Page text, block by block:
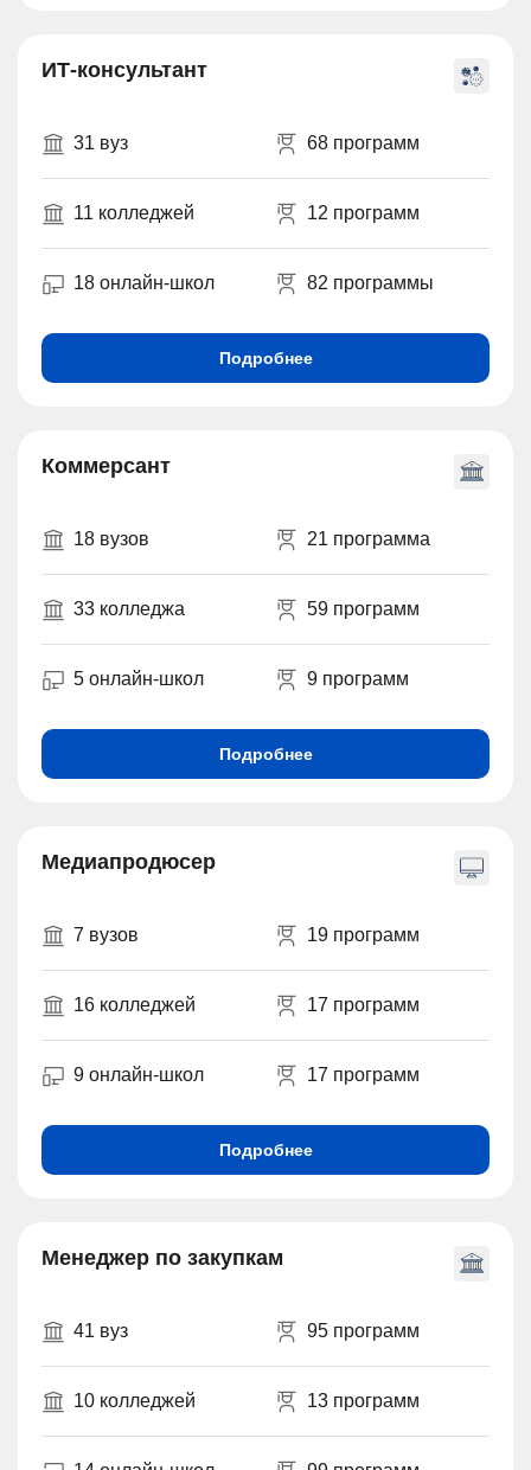
ИТ-консультант
31 вуз 68 программ
11 колледжей 12 программ
18 онлайн-школ 82 программы
Подробнее
Коммерсант
18 вузов 21 программа
33 колледжа 59 программ
5 онлайн-школ 9 программ
Подробнее
Медиапродюсер
7 вузов 19 программ
16 колледжей 17 программ
9 онлайн-школ 17 программ
Подробнее
Менеджер по закупкам
41 вуз 95 программ
10 колледжей 13 программ